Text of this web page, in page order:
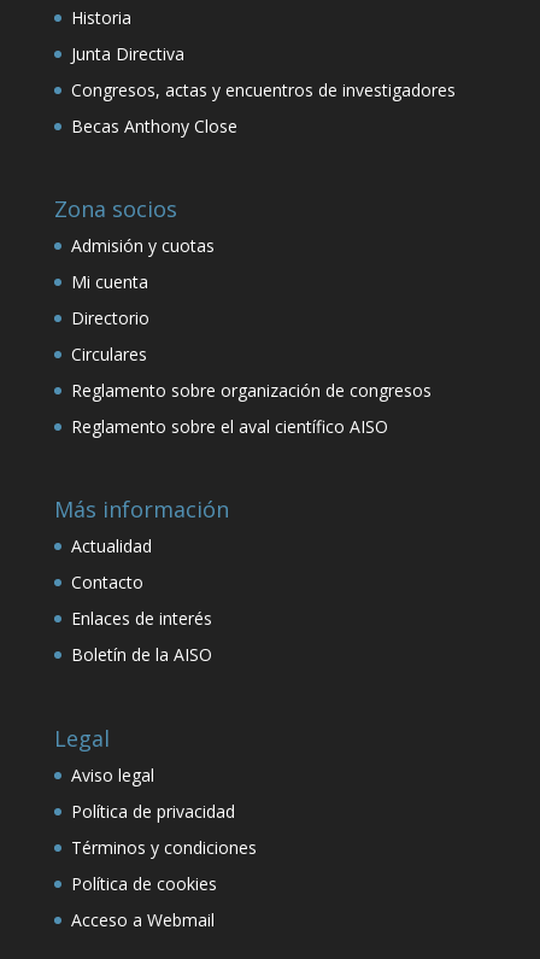
Historia
Junta Directiva
Congresos, actas y encuentros de investigadores
Becas Anthony Close
Zona socios
Admisión y cuotas
Mi cuenta
Directorio
Circulares
Reglamento sobre organización de congresos
Reglamento sobre el aval científico AISO
Más información
Actualidad
Contacto
Enlaces de interés
Boletín de la AISO
Legal
Aviso legal
Política de privacidad
Términos y condiciones
Política de cookies
Acceso a Webmail